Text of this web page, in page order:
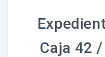
Caja 42